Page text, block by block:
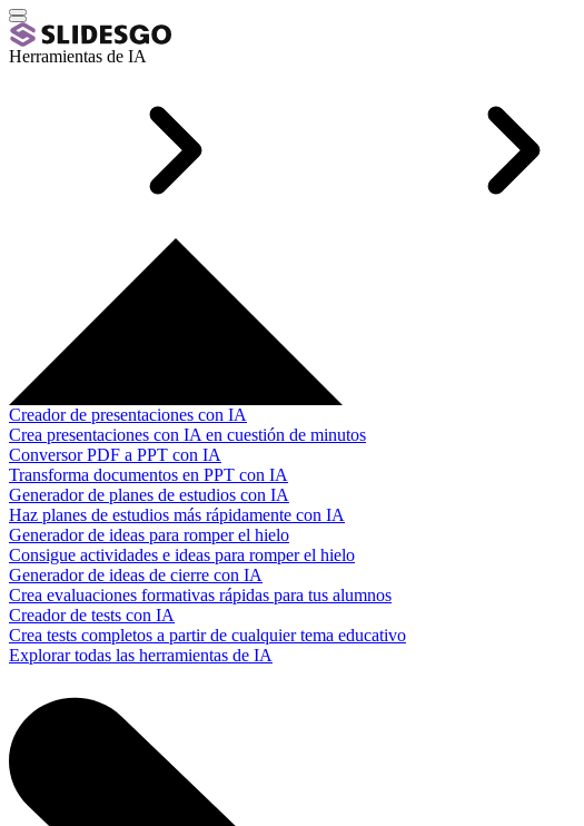
Herramientas de IA
Creador de presentaciones con IA
Crea presentaciones con IA en cuestión de minutos
Conversor PDF a PPT con IA
Transforma documentos en PPT con IA
Generador de planes de estudios con IA
Haz planes de estudios más rápidamente con IA
Generador de ideas para romper el hielo
Consigue actividades e ideas para romper el hielo
Generador de ideas de cierre con IA
Crea evaluaciones formativas rápidas para tus alumnos
Creador de tests con IA
Crea tests completos a partir de cualquier tema educativo
Explorar todas las herramientas de IA